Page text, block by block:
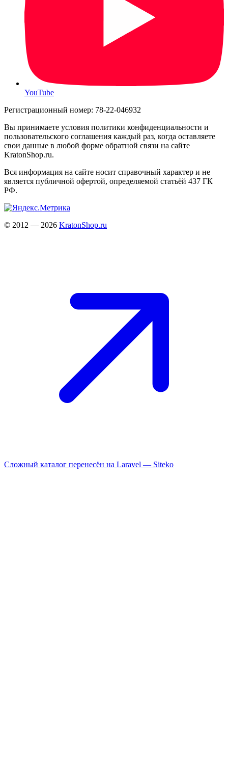
YouTube
Регистрационный номер: 78-22-046932
Вы принимаете условия политики конфиденциальности и
пользовательского соглашения каждый раз, когда оставляете
свои данные в любой форме обратной связи на сайте
KratonShop.ru.
Вся информация на сайте носит справочный характер и не
является публичной офертой, определяемой статьёй 437 ГК
РФ.
© 2012 — 2026 KratonShop.ru
Сложный каталог перенесён на Laravel — Siteko